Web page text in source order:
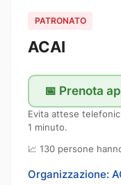
PATRONATO
ACAI
📅 Prenota
Evita attese
1 minuto.
📈 130 persone
Organizzazione: